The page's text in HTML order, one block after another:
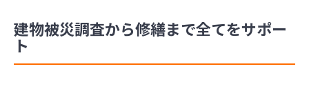
建物被災調査から修繕まで全てをサポー
ト